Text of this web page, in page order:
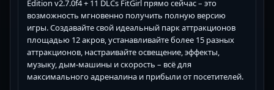
Edition v2.7.0f4 + 11 DLCs FitGirl прямо сейчас – это
возможность мгновенно получить полную версию
игры. Создавайте свой идеальный парк аттракционов
площадью 12 акров, устанавливайте более 15 разных
аттракционов, настраивайте освещение, эффекты,
музыку, дым-машины и скорость – всё для
максимального адреналина и прибыли от посетителей.